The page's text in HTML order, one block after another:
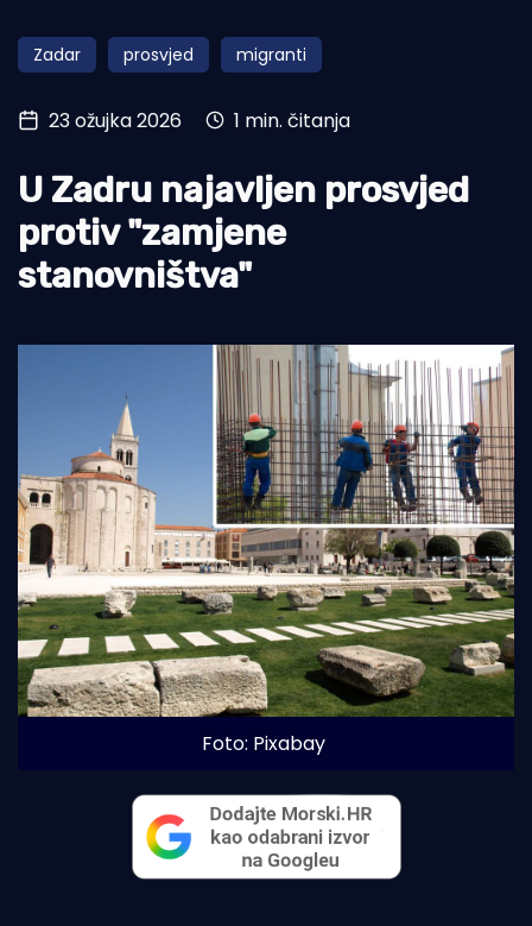
Obala
Otoci
Turizam i nautika
Pomorstvo
Ribolov
Ekologija
Zadar prosvjed migranti
23 ožujka 2026 1 min. čitanja
U Zadru najavljen prosvjed
protiv "zamjene
stanovništva"
Foto: Pixabay